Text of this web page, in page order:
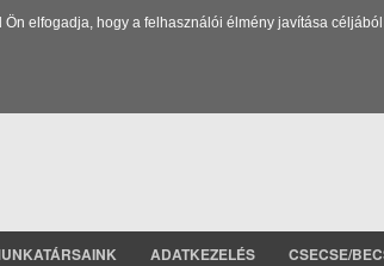
elfogadja, hogy a felhasználói élmény javítása
ADATKEZELÉS CSECSE/